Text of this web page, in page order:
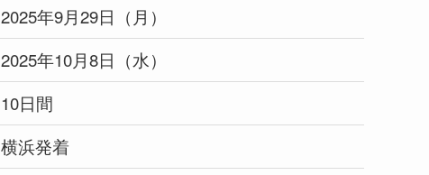
2025年9月29日（月）
2025年10月8日（水）
10日間
横浜発着